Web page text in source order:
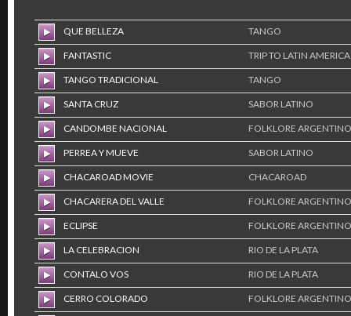
QUE BELLEZA TANGO
FANTASTIC TRIP TO LATIN AMERICA
TANGO TRADICIONAL TANGO
SANTA CRUZ SABOR LATINO
CANDOMBE NACIONAL FOLKLORE ARGENTINO
PERREA Y MUEVE SABOR LATINO
CHACAROAD MOVIE CHACAROAD
CHACARERA DEL VALLE FOLKLORE ARGENTINO
ECLIPSE FOLKLORE ARGENTINO
LA CELEBRACION RIO DE LA PLATA
CONTALO VOS RIO DE LA PLATA
CERRO COLORADO FOLKLORE ARGENTINO